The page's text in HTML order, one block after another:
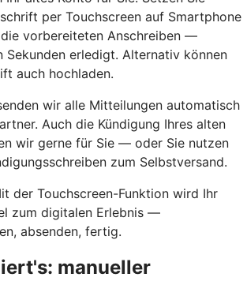
per Touchscreen auf Smartphone
vorbereiteten Anschreiben —
Sekunden erledigt. Alternativ können
auch hochladen.
wir alle Mitteilungen automatisch
Auch die Kündigung Ihres alten
wir gerne für Sie — oder Sie nutzen
zum Selbstversand.
der Touchscreen-Funktion wird Ihr
zum digitalen Erlebnis —
absenden, fertig.
manueller